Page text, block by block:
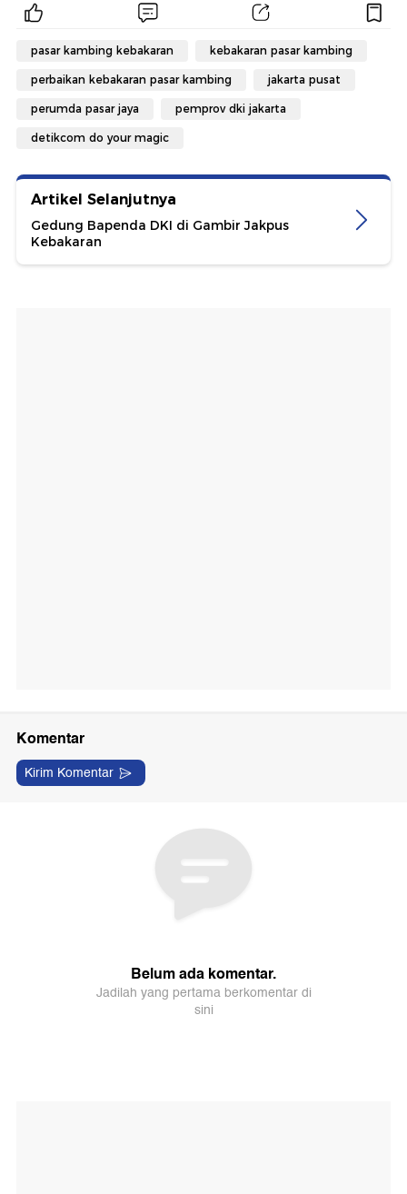
pasar kambing kebakaran kebakaran pasar kambing
perbaikan kebakaran pasar kambing jakarta pusat
perumda pasar jaya pemprov dki jakarta
detikcom do your magic
Artikel Selanjutnya
Gedung Bapenda DKI di Gambir Jakpus
Kebakaran